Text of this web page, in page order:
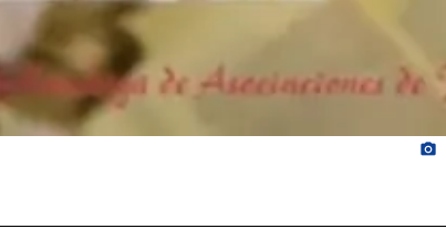
photo_camera